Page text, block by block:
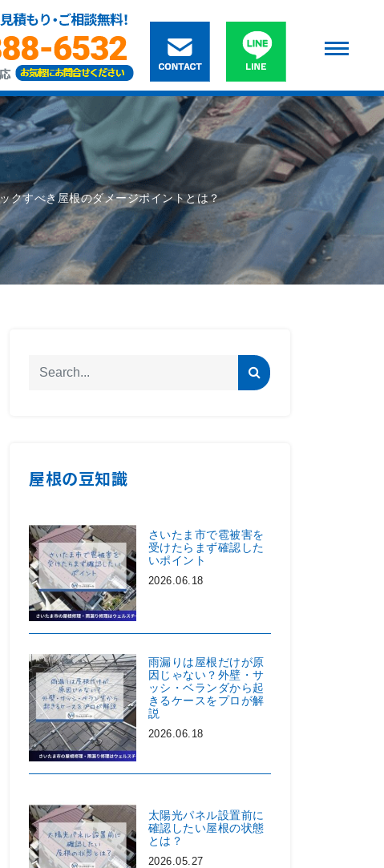
クすべき屋根のダメージポイントとは？
屋根の豆知識
さいたま市で雹被害を
受けたらまず確認した
いポイント
2026.06.18
雨漏りは屋根だけが原
因じゃない？外壁・サ
ッシ・ベランダから起
きるケースをプロが解
説
2026.06.18
太陽光パネル設置前に
確認したい屋根の状態
とは？
2026.05.27